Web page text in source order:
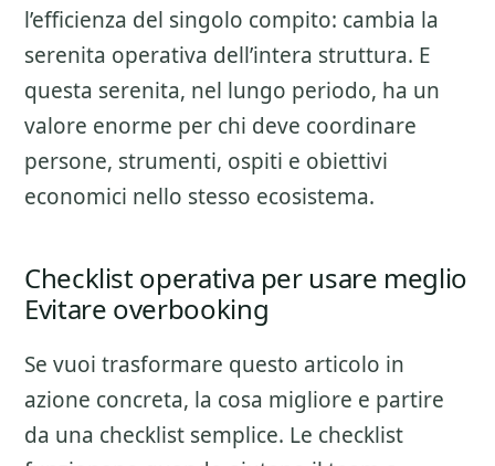
l’efficienza del singolo compito: cambia la
serenita operativa dell’intera struttura. E
questa serenita, nel lungo periodo, ha un
valore enorme per chi deve coordinare
persone, strumenti, ospiti e obiettivi
economici nello stesso ecosistema.
Checklist operativa per usare meglio
Evitare overbooking
Se vuoi trasformare questo articolo in
azione concreta, la cosa migliore e partire
da una checklist semplice. Le checklist